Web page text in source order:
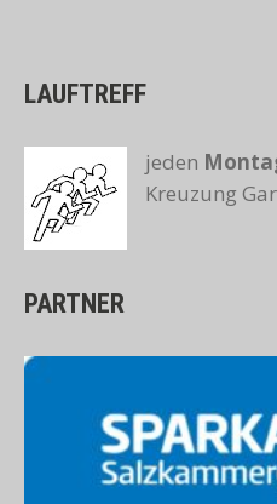
LAUFTREFF
jeden
Kreuzung
PARTNER